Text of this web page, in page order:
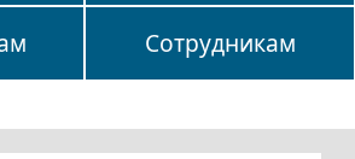
Сотрудникам